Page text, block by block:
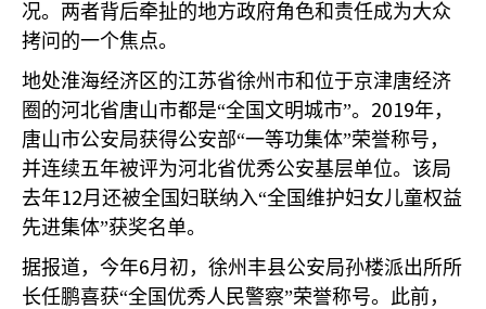
况。两者背后牵扯的地方政府角色和责任成为大众
拷问的一个焦点。
地处淮海经济区的江苏省徐州市和位于京津唐经济
圈的河北省唐山市都是“全国文明城市”。 2019年，
唐山市公安局获得公安部“一等功集体”荣誉称号，
并连续五年被评为河北省优秀公安基层单位。该局
去年12月还被全国妇联纳入“全国维护妇女儿童权益
先进集体”获奖名单。
据报道，今年6月初，徐州丰县公安局孙楼派出所所
长任鹏喜获“全国优秀人民警察”荣誉称号。此前，